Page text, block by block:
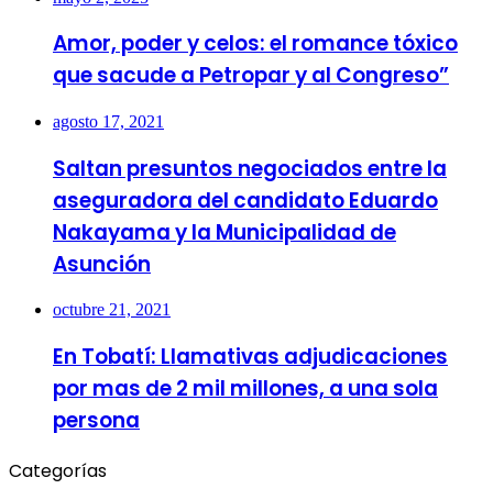
Amor, poder y celos: el romance tóxico
que sacude a Petropar y al Congreso”
agosto 17, 2021
Saltan presuntos negociados entre la
aseguradora del candidato Eduardo
Nakayama y la Municipalidad de
Asunción
octubre 21, 2021
En Tobatí: Llamativas adjudicaciones
por mas de 2 mil millones, a una sola
persona
Categorías